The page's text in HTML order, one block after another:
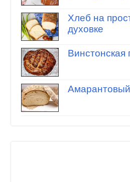
Хлеб на
духовке
Винстонская